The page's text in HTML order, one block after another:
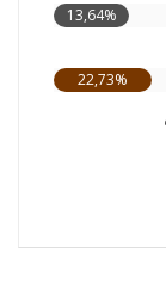
13,64%
22,73%